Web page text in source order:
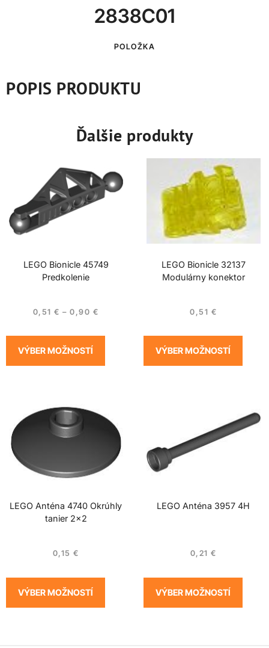
2838C01
POLOŽKA
POPIS PRODUKTU
Ďalšie produkty
LEGO Bionicle 45749
Predkolenie
0,51€ – 0,90 €
VÝBER MOŽNOSTÍ
LEGO Bionicle 32137
Modulárny konektor
0,51 €
VÝBER MOŽNOSTÍ
LEGO Anténa 4740 Okrúhly
tanier 2×2
0,15 €
VÝBER MOŽNOSTÍ
LEGO Anténa 3957 4H
0,21 €
VÝBER MOŽNOSTÍ